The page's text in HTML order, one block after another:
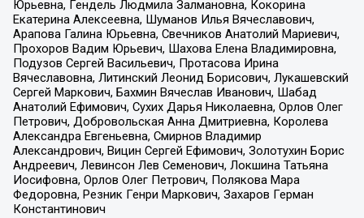
Юрьевна, Гендель Людмила Залмановна, Кокорина
Екатерина Алексеевна, Шуманов Илья Вячеславович,
Арапова Галина Юрьевна, Свечников Анатолий Мариевич,
Прохоров Вадим Юрьевич, Шахова Елена Владимировна,
Подузов Сергей Васильевич, Протасова Ирина
Вячеславовна, Литинский Леонид Борисович, Лукашевский
Сергей Маркович, Бахмин Вячеслав Иванович, Шабад
Анатолий Ефимович, Сухих Дарья Николаевна, Орлов Олег
Петрович, Добровольская Анна Дмитриевна, Королева
Александра Евгеньевна, Смирнов Владимир
Александрович, Вицин Сергей Ефимович, Золотухин Борис
Андреевич, Левинсон Лев Семенович, Локшина Татьяна
Иосифовна, Орлов Олег Петрович, Полякова Мара
Федоровна, Резник Генри Маркович, Захаров Герман
Константинович